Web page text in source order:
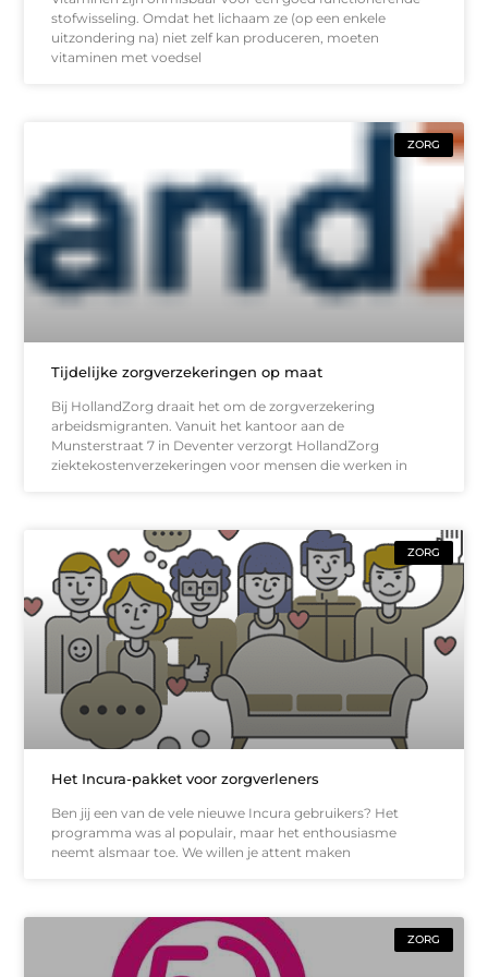
stofwisseling. Omdat het lichaam ze (op een enkele
uitzondering na) niet zelf kan produceren, moeten
vitaminen met voedsel
ZORG
Tijdelijke zorgverzekeringen op maat
Bij HollandZorg draait het om de zorgverzekering
arbeidsmigranten. Vanuit het kantoor aan de
Munsterstraat 7 in Deventer verzorgt HollandZorg
ziektekostenverzekeringen voor mensen die werken in
ZORG
Het Incura-pakket voor zorgverleners
Ben jij een van de vele nieuwe Incura gebruikers? Het
programma was al populair, maar het enthousiasme
neemt alsmaar toe. We willen je attent maken
ZORG